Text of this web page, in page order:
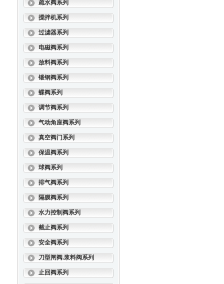
疏水阀系列
搅拌机系列
过滤器系列
电磁阀系列
放料阀系列
锻钢阀系列
蝶阀系列
调节阀系列
气动角座阀系列
真空阀门系列
保温阀系列
球阀系列
排气阀系列
隔膜阀系列
水力控制阀系列
截止阀系列
安全阀系列
刀型闸阀.浆料阀系列
止回阀系列